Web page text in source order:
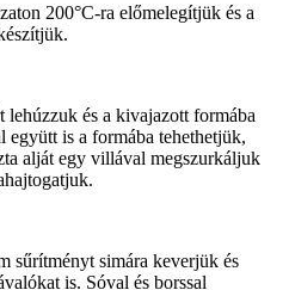
200°C-ra előmelegítjük és a
lehúzzuk és a kivajazott formába
együtt is a formába tehethetjük,
alját egy villával megszurkáljuk
sűrítményt simára keverjük és
is. Sóval és borssal